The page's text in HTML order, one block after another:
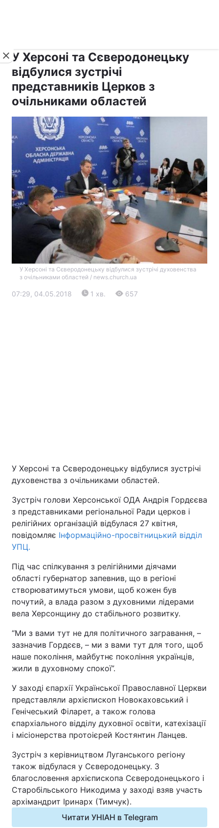
Дніпро Харків
Одеса
Спорт Наука
Техно і зв'язок Лайт
Зброя Інциденти
Здоров'я Туризм
Цікавинки Погода
Відео з Youtube
Інтерв'ю Думки
Архів Вакансії
ПОСЛУГИ
У Херсоні та Сєверодонецьку
відбулися зустрічі
представників Церков з
очільниками областей
У Херсоні та Сєверодонецьку відбулися зустрічі духовенства
з очільниками областей / news.church.ua
07:29, 04.05.2018 1 хв. 657
У Херсоні та Сєверодонецьку відбулися зустрічі
духовенства з очільниками областей.
Зустріч голови Херсонської ОДА Андрія Гордєєва
з представниками регіональної Ради церков і
релігійних організацій відбулася 27 квітня,
повідомляє Інформаційно-просвітницький відділ
УПЦ.
Під час спілкування з релігійними діячами
області губернатор запевнив, що в регіоні
створюватимуться умови, щоб кожен був
почутий, а влада разом з духовними лідерами
вела Херсонщину до стабільного розвитку.
“Ми з вами тут не для політичного загравання, –
зазначив Гордєєв, – ми з вами тут для того, щоб
наше покоління, майбутнє покоління українців,
жили в духовному спокої”.
У заході єпархії Української Православної Церкви
представляли архієпископ Новокаховський і
Генічеський Філарет, а також голова
єпархіального відділу духовної освіти, катехізації
і місіонерства протоієрей Костянтин Ланцев.
Зустріч з керівництвом Луганського регіону
також відбулася у Сєверодонецьку. З
благословення архієпископа Сєверодонецького і
Старобільського Никодима у заході взяв участь
архімандрит Іринарх (Тимчук).
Читати УНІАН в Telegram